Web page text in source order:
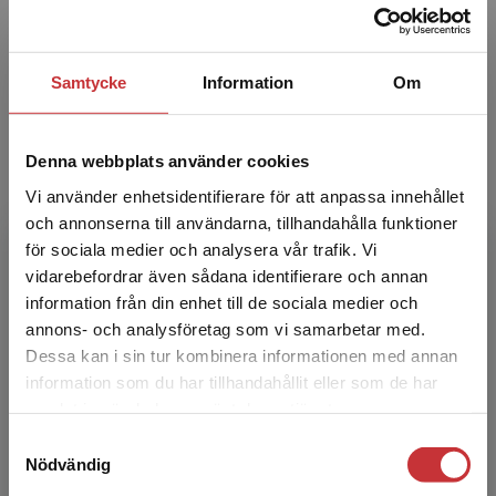
Samtycke Information Om
Denna webbplats använder cookies
Vi använder enhetsidentifierare för att anpassa innehållet
och annonserna till användarna, tillhandahålla funktioner
för sociala medier och analysera vår trafik. Vi
vidarebefordrar även sådana identifierare och annan
information från din enhet till de sociala medier och
annons- och analysföretag som vi samarbetar med.
Dessa kan i sin tur kombinera informationen med annan
information som du har tillhandahållit eller som de har
Nödvändig
Begränsad fraktregion
Det verkar som att du besöker
studentlitteratur.se via en enhet utanför Sverige.
Vi erbjuder inte leveranser utanför Sverige. För
att kunna slutföra ett köp måste
Hon är legitimerad lärare i engelska och
Joanna Lundin
Joanna Lundin är legitimerad hushållslärare och
författare till två böcker om tillgängligt lärande
och skolutveckling. Hon är verksam som
pedagogis...